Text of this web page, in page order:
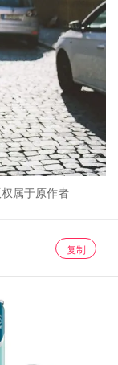
属于原作者
复制